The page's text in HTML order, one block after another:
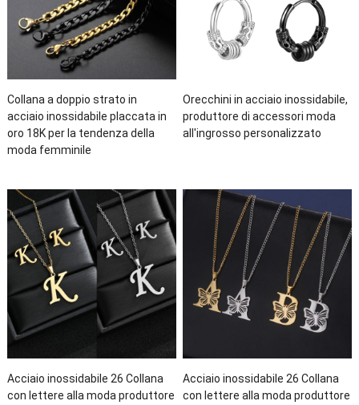
Collana a doppio strato in
acciaio inossidabile placcata in
oro 18K per la tendenza della
moda femminile
Orecchini in acciaio inossidabile,
produttore di accessori moda
all'ingrosso personalizzato
Acciaio inossidabile 26 Collana
con lettere alla moda produttore
Acciaio inossidabile 26 Collana
con lettere alla moda produttore